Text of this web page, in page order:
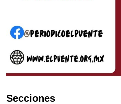
Secciones